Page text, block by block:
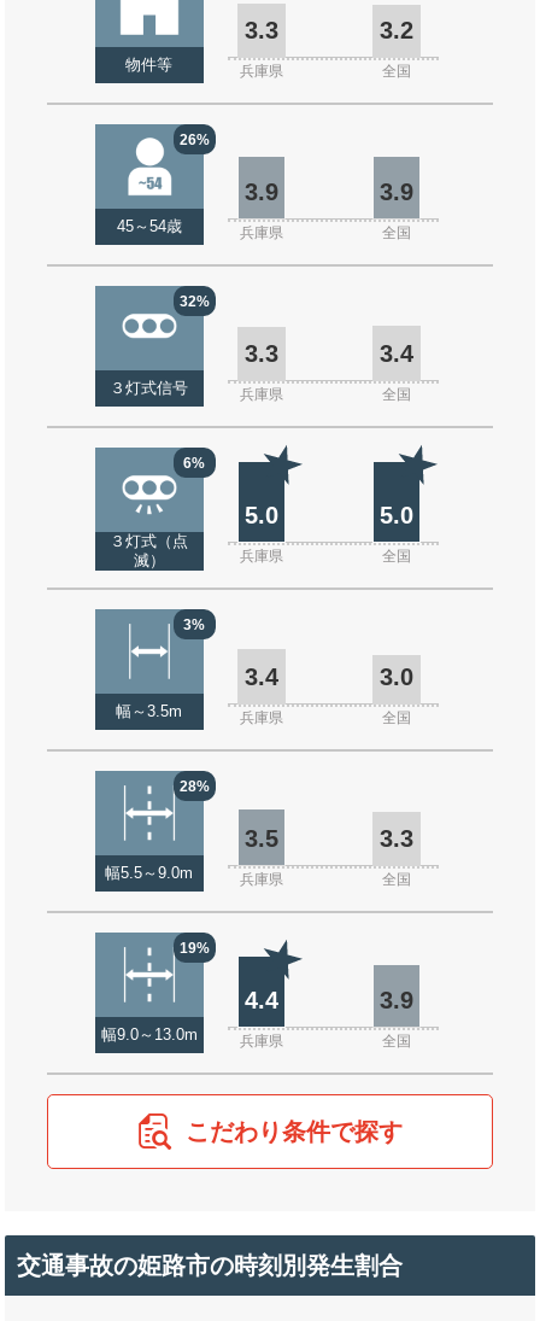
物件等
3.3 3.2
兵庫県 全国
26%
45～54歳
3.9 3.9
兵庫県 全国
32%
３灯式信号
3.3 3.4
兵庫県 全国
6%
３灯式（点
滅）
5.0 5.0
兵庫県 全国
3%
幅～3.5m
3.4 3.0
兵庫県 全国
28%
幅5.5～9.0m
3.5 3.3
兵庫県 全国
19%
幅9.0～13.0m
4.4 3.9
兵庫県 全国
こだわり条件で探す
交通事故の姫路市の時刻別発生割合